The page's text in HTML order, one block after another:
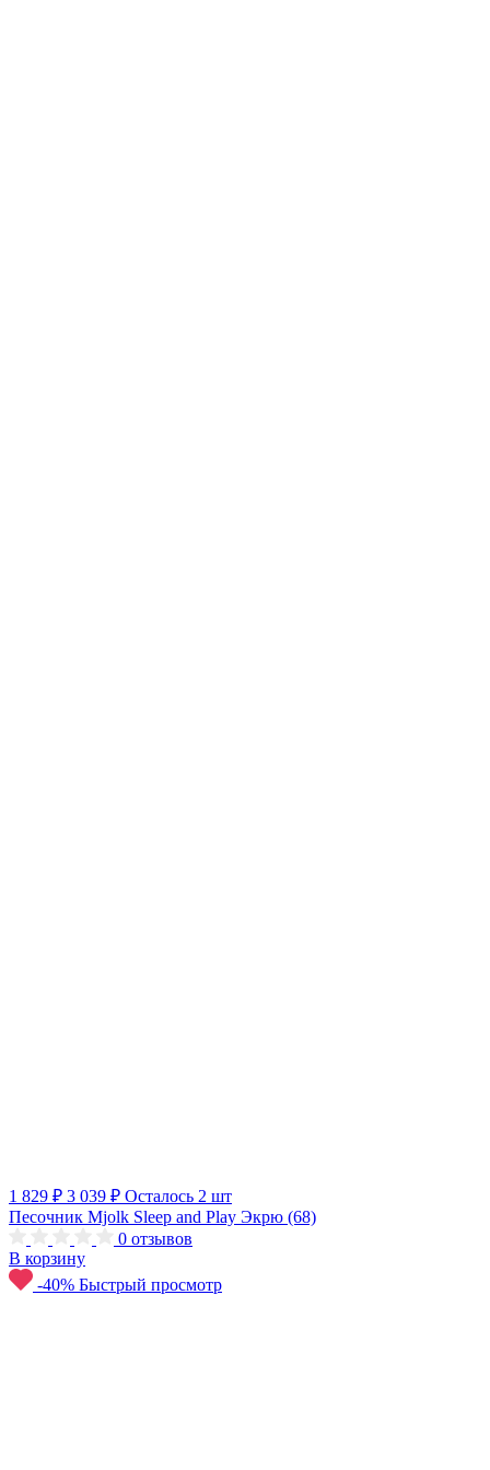
1 829 ₽ 3 039 ₽ Осталось 2 шт
Песочник Mjolk Sleep and Play Экрю (68)
0 отзывов
В корзину
-40% Быстрый просмотр